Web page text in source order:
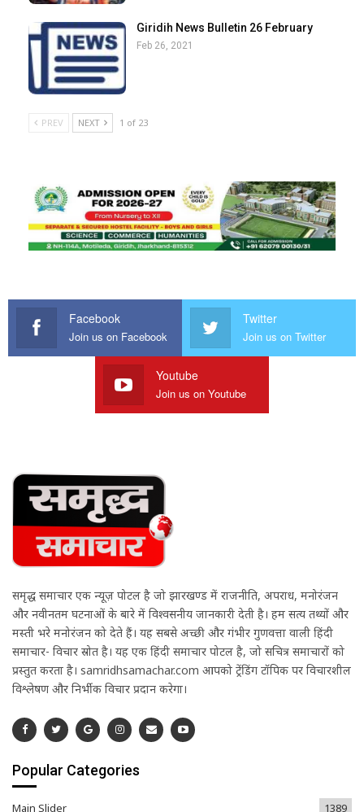
Giridih News Bulletin 26 February
Feb 26, 2021
PREV NEXT 1 of 23
Facebook
Join us on Facebook
Twitter
Join us on Twitter
Youtube
Join us on Youtube
समृद्ध समाचार एक न्यूज़ पोर्टल है जो झारखण्ड में राजनीति, अपराध, मनोरंजन
और नवीनतम घटनाओं के बारे में विश्वसनीय जानकारी देती है। हम सत्य तथ्यों और
मस्ती भरे मनोरंजन को देते हैं। यह सबसे अच्छी और गंभीर गुणवत्ता वाली हिंदी
समाचार- विचार स्रोत है। यह एक हिंदी समाचार पोर्टल है, जो सचित्र समाचारों को
प्रस्तुत करता है। samridhsamachar.com आपको ट्रेंडिंग टॉपिक पर विचारशील
विश्लेषण और निर्भीक विचार प्रदान करेगा।
Popular Categories
Main Slider 1389